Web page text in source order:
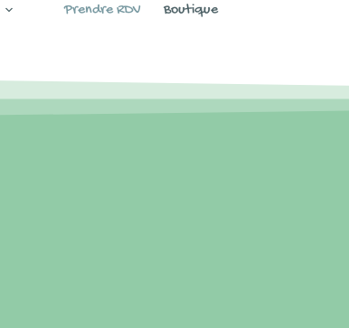
Prendre RDV Boutique